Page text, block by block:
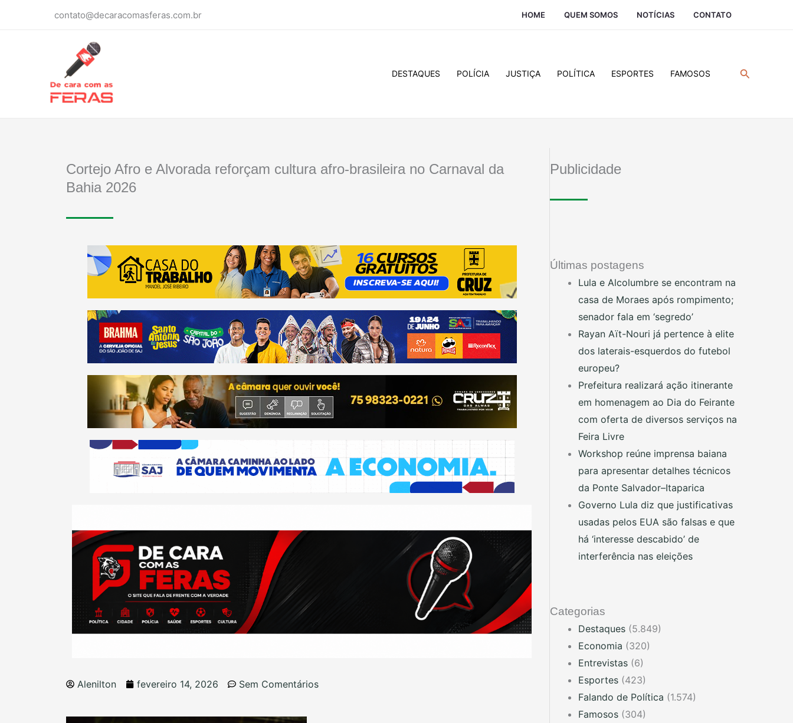
contato@decaracomasferas.com.br HOME QUEM SOMOS NOTÍCIAS CONTATO
DESTAQUES POLÍCIA JUSTIÇA POLÍTICA ESPORTES FAMOSOS Pesquisar
Cortejo Afro e Alvorada reforçam cultura afro-brasileira no Carnaval da
Bahia 2026
Alenilton fevereiro 14, 2026 Sem Comentários
Publicidade
Últimas postagens
Lula e Alcolumbre se encontram na
casa de Moraes após rompimento;
senador fala em ‘segredo’
Rayan Aït-Nouri já pertence à elite
dos laterais-esquerdos do futebol
europeu?
Prefeitura realizará ação itinerante
em homenagem ao Dia do Feirante
com oferta de diversos serviços na
Feira Livre
Workshop reúne imprensa baiana
para apresentar detalhes técnicos
da Ponte Salvador–Itaparica
Governo Lula diz que justificativas
usadas pelos EUA são falsas e que
há ‘interesse descabido’ de
interferência nas eleições
Categorias
Destaques (5.849)
Economia (320)
Entrevistas (6)
Esportes (423)
Falando de Política (1.574)
Famosos (304)